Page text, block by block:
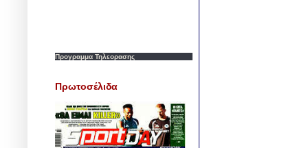
Προγραμμα Τηλεορασης
Πρωτοσέλιδα